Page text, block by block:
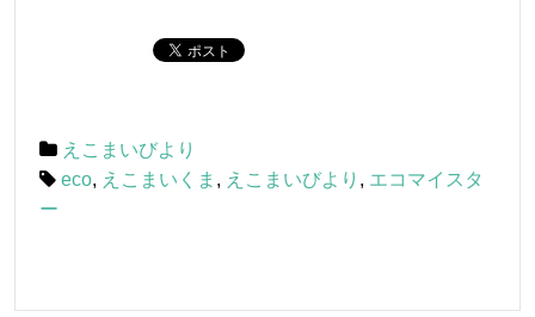
えこまいびより
eco, えこまいくま , えこまいびより , エコマイスタ
ー